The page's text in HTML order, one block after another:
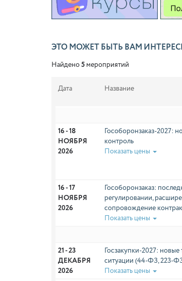
ЭТО МОЖЕТ БЫТЬ ВАМ
Найдено5 мероприятий
Дата Название
16 - 18
НОЯБРЯ
2026
Гособоронзаказ-2027:
контроль
Показать цены
16 - 17
НОЯБРЯ
2026
Гособоронзаказ:
регулировании,
сопровождение
Показать цены
21 - 23
ДЕКАБРЯ
2026
Госзакупки-2027:
ситуации (44-ФЗ, 223-
Показать цены